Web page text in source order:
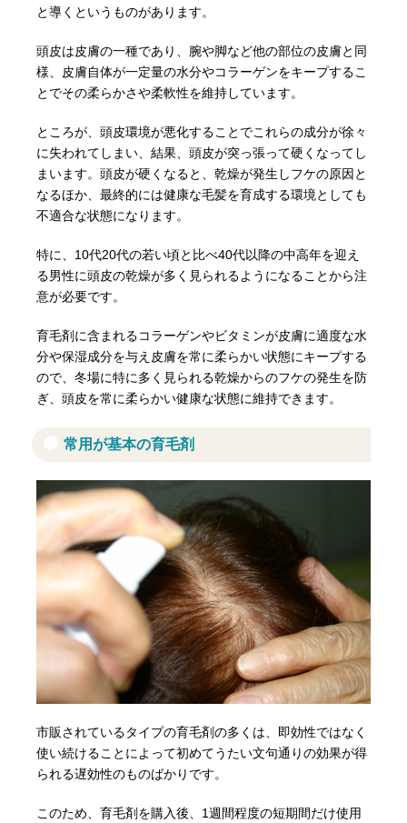
と導くというものがあります。
頭皮は皮膚の一種であり、腕や脚など他の部位の皮膚と同
様、皮膚自体が一定量の水分やコラーゲンをキープするこ
とでその柔らかさや柔軟性を維持しています。
ところが、頭皮環境が悪化することでこれらの成分が徐々
に失われてしまい、結果、頭皮が突っ張って硬くなってし
まいます。頭皮が硬くなると、乾燥が発生しフケの原因と
なるほか、最終的には健康な毛髪を育成する環境としても
不適合な状態になります。
特に、10代20代の若い頃と比べ40代以降の中高年を迎え
る男性に頭皮の乾燥が多く見られるようになることから注
意が必要です。
育毛剤に含まれるコラーゲンやビタミンが皮膚に適度な水
分や保湿成分を与え皮膚を常に柔らかい状態にキープする
ので、冬場に特に多く見られる乾燥からのフケの発生を防
ぎ、頭皮を常に柔らかい健康な状態に維持できます。
常用が基本の育毛剤
市販されているタイプの育毛剤の多くは、即効性ではなく
使い続けることによって初めてうたい文句通りの効果が得
られる遅効性のものばかりです。
このため、育毛剤を購入後、1週間程度の短期間だけ使用